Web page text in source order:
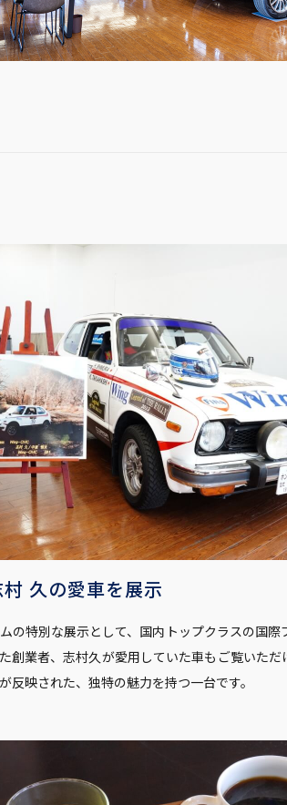
久の愛車を展示
の特別な展示として、国内トップクラスの国際
創業者、志村久が愛用していた車もご覧いただ
反映された、独特の魅力を持つ一台です。